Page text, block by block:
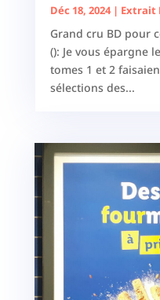
Déc 18, 2024| Extrait
Grand cru BD pour
(): Je vous épargne
tomes 1 et 2
sélections des...